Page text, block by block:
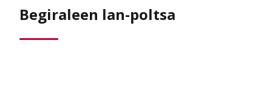
Begiraleen lan-poltsa